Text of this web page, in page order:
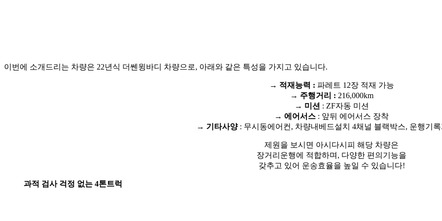
이번에 소개드리는 차량은 22년식 더쎈윙바디 차량으로, 아래와 같은 특성을 가지고 있습니다.
→ 적재능력 : 파레트 12장 적재 가능
→ 주행거리 : 216,000km
→ 미션 : ZF자동 미션
→ 에어서스 : 앞뒤 에어서스 장착
→ 기타사양: 무시동에어컨, 차량내베드설치 4채널 블랙박스, 운행기
제원을 보시면 아시다시피 해당 차량은
장거리운행에 적합하며, 다양한 편의기능을
갖추고 있어 운송효율을 높일 수 있습니다!
과적 검사 걱정 없는 4톤트럭